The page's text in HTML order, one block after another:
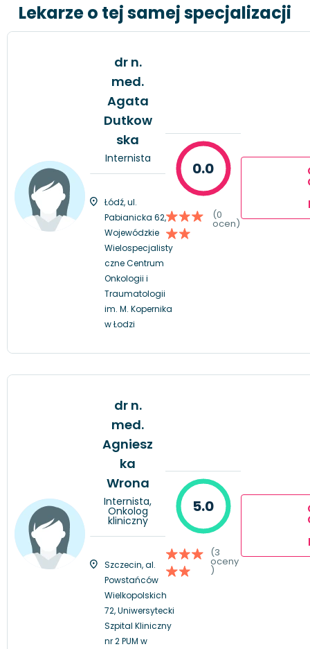
Lekarze o tej samej specjalizacji
dr n.
med.
Agata
Dutkow
ska
Internista
Łódź, ul.
Pabianicka 62,
Wojewódzkie
Wielospecjalisty
czne Centrum
Onkologii i
Traumatologii
im. M. Kopernika
w Łodzi
0.0
(0
ocen)
dr n.
med.
Agniesz
ka
Wrona
Internista,
Onkolog
kliniczny
Szczecin, al.
Powstańców
Wielkopolskich
72, Uniwersytecki
Szpital Kliniczny
nr 2 PUM w
5.0
(3
oceny
)